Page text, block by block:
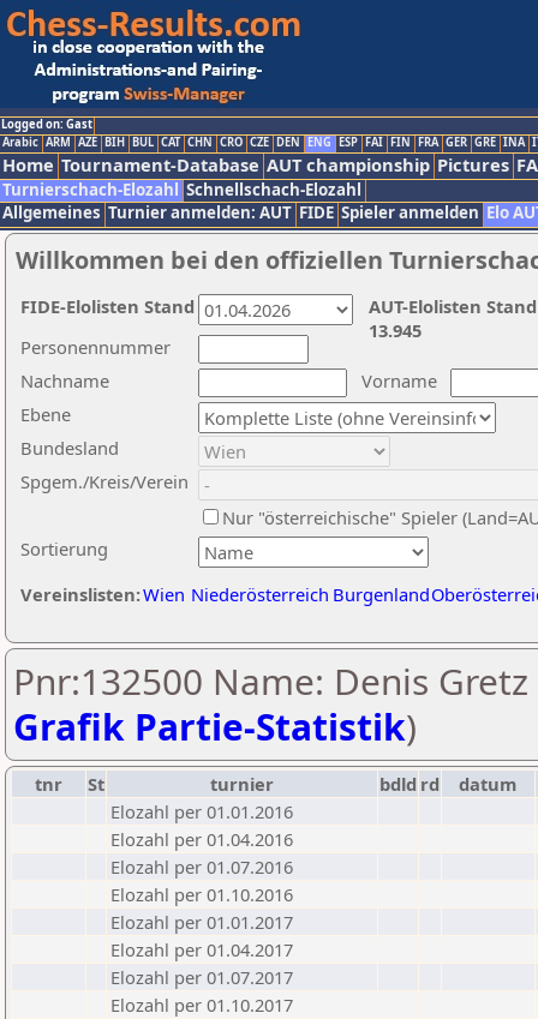
Logged on: Gast
Arabic ARM AZE BIH BUL CAT CHN CRO CZE DEN ENG ESP FAI FIN FRA GER GRE INA
Home Tournament-Database AUT championship Pictures
Turnierschach-Elozahl Schnellschach-Elozahl
Allgemeines Turnier anmelden: AUT FIDE Spieler anmelden Elo
Willkommen bei den offiziellen
Nachname
Vorname
Ebene
Sortierung
Personennummer
Bundesland
Spgem./Kreis/Verein
Nur "österreichische" Spieler
Vereinslisten:Wien Niederösterreich Burgenland
AUT-Elolisten
13.945
FIDE-Elolisten Stand
Pnr:132500 Name: Denis Gretz
Grafik Partie-Statistik)
tnr St turnier bdld rd
datum
Elozahl per 01.01.2016
Elozahl per 01.04.2016
Elozahl per 01.07.2016
Elozahl per 01.10.2016
Elozahl per 01.01.2017
Elozahl per 01.04.2017
Elozahl per 01.07.2017
Elozahl per 01.10.2017